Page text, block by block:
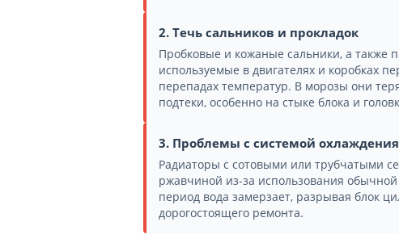
2. Течь сальников и прокладок
Пробковые и кожаные сальники, а также
используемые в двигателях и коробках
перепадах температур. В морозы они
подтеки, особенно на стыке блока и
3. Проблемы с системой охлаждения
Радиаторы с сотовыми или трубчатыми
ржавчиной из-за использования
период вода замерзает, разрывая блок
дорогостоящего ремонта.